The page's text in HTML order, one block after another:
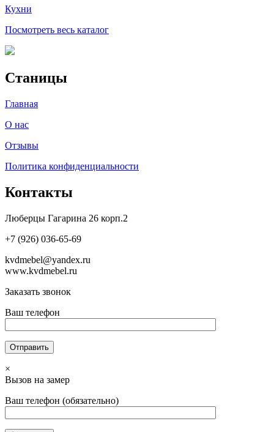
Кухни
Посмотреть весь каталог
Станицы
Главная
О нас
Отзывы
Политика конфиденциальности
Контакты
Люберцы Гагарина 26 корп.2
+7 (926) 036-65-69
kvdmebel@yandex.ru
www.kvdmebel.ru
Заказать звонок
Ваш телефон
×
Вызов на замер
Ваш телефон (обязательно)